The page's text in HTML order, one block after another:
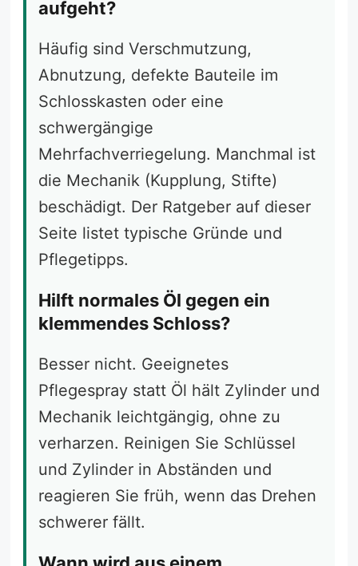
aufgeht?
Häufig sind Verschmutzung,
Abnutzung, defekte Bauteile im
Schlosskasten oder eine
schwergängige
Mehrfachverriegelung. Manchmal ist
die Mechanik (Kupplung, Stifte)
beschädigt. Der Ratgeber auf dieser
Seite listet typische Gründe und
Pflegetipps.
Hilft normales Öl gegen ein
klemmendes Schloss?
Besser nicht. Geeignetes
Pflegespray statt Öl hält Zylinder und
Mechanik leichtgängig, ohne zu
verharzen. Reinigen Sie Schlüssel
und Zylinder in Abständen und
reagieren Sie früh, wenn das Drehen
schwerer fällt.